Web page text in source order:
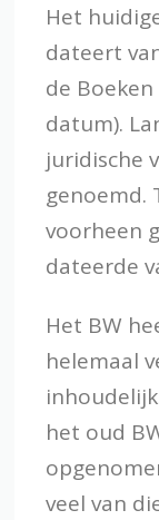
Het
dateert
de
datum).
juridische
genoemd.
voorheen
dateerde
Het BW
helemaal
het oud
veel van